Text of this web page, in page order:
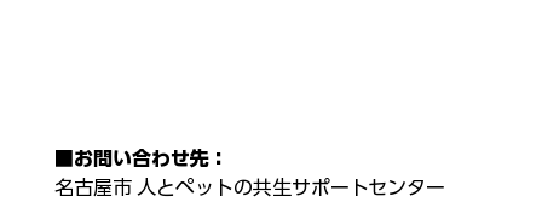
お問い合わせ先：
名古屋市 人とペットの共生サポートセンター